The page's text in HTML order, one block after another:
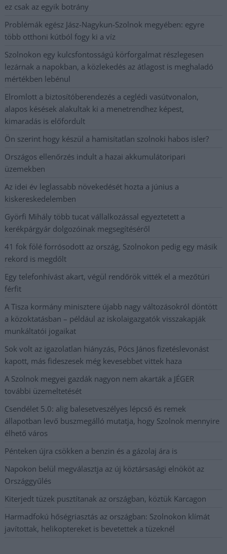
ez csak az egyik botrány
Problémák egész Jász-Nagykun-Szolnok megyében: egyre
több otthoni kútból fogy ki a víz
Szolnokon egy kulcsfontosságú körforgalmat részlegesen
lezárnak a napokban, a közlekedés az átlagost is meghaladó
mértékben lebénul
Elromlott a biztosítóberendezés a ceglédi vasútvonalon,
alapos késések alakultak ki a menetrendhez képest,
kimaradás is előfordult
Ön szerint hogy készül a hamisítatlan szolnoki habos isler?
Országos ellenőrzés indult a hazai akkumulátoripari
üzemekben
Az idei év leglassabb növekedését hozta a június a
kiskereskedelemben
Györfi Mihály több tucat vállalkozással egyeztetett a
kerékpárgyár dolgozóinak megsegítéséről
41 fok fölé forrósodott az ország, Szolnokon pedig egy másik
rekord is megdőlt
Egy telefonhívást akart, végül rendőrök vitték el a mezőtúri
férfit
A Tisza kormány minisztere újabb nagy változásokról döntött
a közoktatásban – például az iskolaigazgatók visszakapják
munkáltatói jogaikat
Sok volt az igazolatlan hiányzás, Pócs János fizetéslevonást
kapott, más fideszesek még kevesebbet vittek haza
A Szolnok megyei gazdák nagyon nem akarták a JÉGER
további üzemeltetését
Csendélet 5.0: alig balesetveszélyes lépcső és remek
állapotban levő buszmegálló mutatja, hogy Szolnok mennyire
élhető város
Pénteken újra csökken a benzin és a gázolaj ára is
Napokon belül megválasztja az új köztársasági elnököt az
Országgyűlés
Kiterjedt tüzek pusztítanak az országban, köztük Karcagon
Harmadfokú hőségriasztás az országban: Szolnokon klímát
javítottak, helikoptereket is bevetettek a tüzeknél